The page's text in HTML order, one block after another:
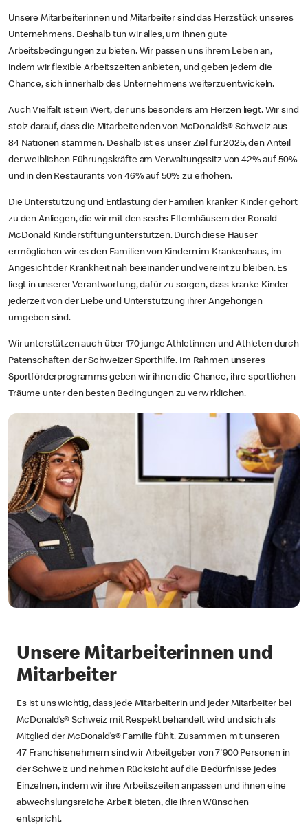
Unsere Mitarbeiterinnen und Mitarbeiter sind das Herzstück unseres
Unternehmens. Deshalb tun wir alles, um ihnen gute
Arbeitsbedingungen zu bieten. Wir passen uns ihrem Leben an,
indem wir flexible Arbeitszeiten anbieten, und geben jedem die
Chance, sich innerhalb des Unternehmens weiterzuentwickeln.
Auch Vielfalt ist ein Wert, der uns besonders am Herzen liegt. Wir sind
stolz darauf, dass die Mitarbeitenden von McDonald’s® Schweiz aus
84 Nationen stammen. Deshalb ist es unser Ziel für 2025, den Anteil
der weiblichen Führungskräfte am Verwaltungssitz von 42% auf 50%
und in den Restaurants von 46% auf 50% zu erhöhen.
Die Unterstützung und Entlastung der Familien kranker Kinder gehört
zu den Anliegen, die wir mit den sechs Elternhäusern der Ronald
McDonald Kinderstiftung unterstützen. Durch diese Häuser
ermöglichen wir es den Familien von Kindern im Krankenhaus, im
Angesicht der Krankheit nah beieinander und vereint zu bleiben. Es
liegt in unserer Verantwortung, dafür zu sorgen, dass kranke Kinder
jederzeit von der Liebe und Unterstützung ihrer Angehörigen
umgeben sind.
Wir unterstützen auch über 170 junge Athletinnen und Athleten durch
Patenschaften der Schweizer Sporthilfe. Im Rahmen unseres
Sportförderprogramms geben wir ihnen die Chance, ihre sportlichen
Träume unter den besten Bedingungen zu verwirklichen.
Unsere Mitarbeiterinnen und
Mitarbeiter
Es ist uns wichtig, dass jede Mitarbeiterin und jeder Mitarbeiter bei
McDonald’s® Schweiz mit Respekt behandelt wird und sich als
Mitglied der McDonald’s® Familie fühlt. Zusammen mit unseren
47 Franchisenehmern sind wir Arbeitgeber von 7'900 Personen in
der Schweiz und nehmen Rücksicht auf die Bedürfnisse jedes
Einzelnen, indem wir ihre Arbeitszeiten anpassen und ihnen eine
abwechslungsreiche Arbeit bieten, die ihren Wünschen
entspricht.